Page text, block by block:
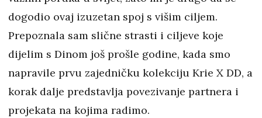
dogodio ovaj izuzetan spoj s višim ciljem.
Prepoznala sam slične strasti i ciljeve koje
dijelim s Dinom još prošle godine, kada smo
napravile prvu zajedničku kolekciju Krie X DD, a
korak dalje predstavlja povezivanje partnera i
projekata na kojima radimo.